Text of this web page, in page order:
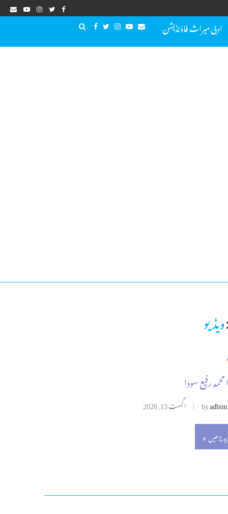
ادبی میراث فاؤنڈیشن
ویڈیو
رفیع سودا
by اگست 13, 2020
پڑھیں